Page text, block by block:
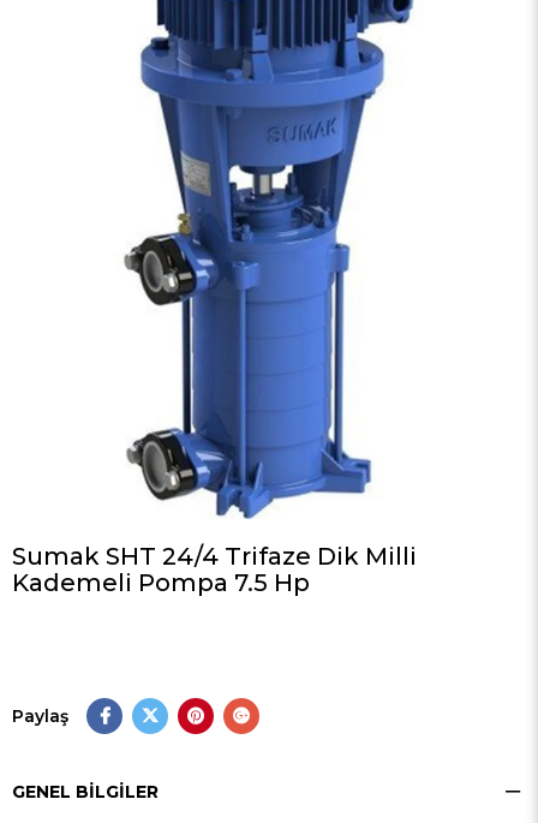
Sumak SHT 24/4 Trifaze Dik Milli
Kademeli Pompa 7.5 Hp
Paylaş
GENEL BILGILER